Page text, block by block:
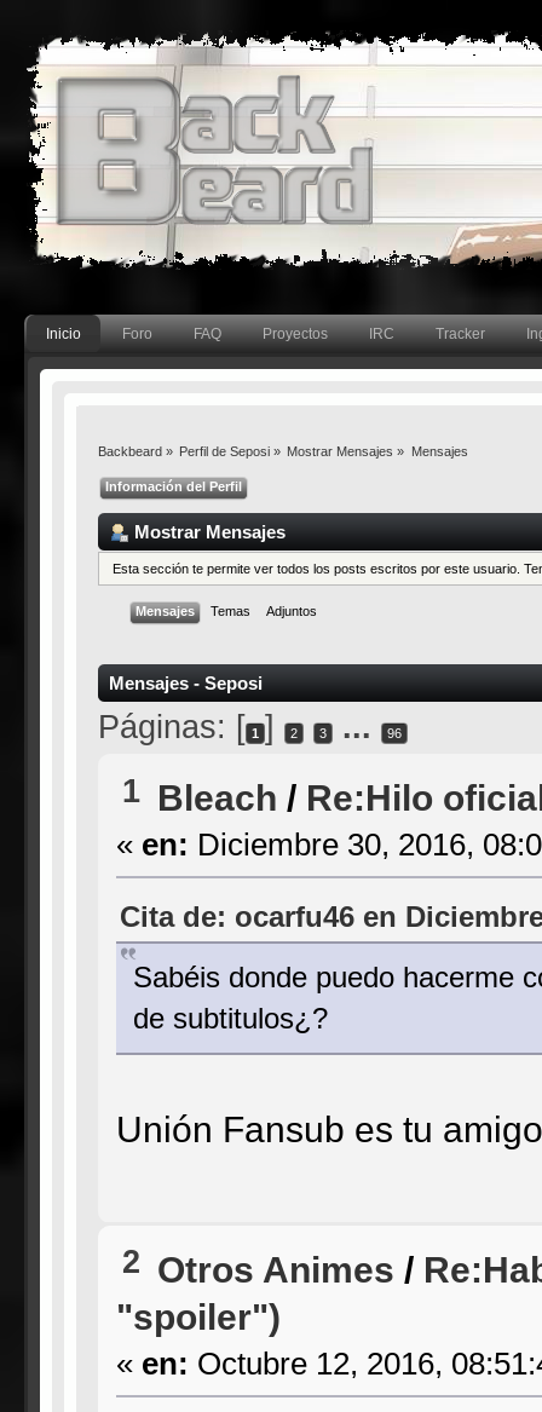
Inicio Foro FAQ Proyectos IRC Tracker
Backbeard» Perfil de Seposi» Mostrar Mensajes » Mensajes
Información del Perfil
Mostrar Mensajes
Esta sección te permite ver todos los posts escritos por este usuario.
Mensajes Temas Adjuntos
Mensajes - Seposi
Páginas: [ 1 ] 2 3 ... 96
1 Bleach / Re:Hilo
« en: Diciembre 30, 2016,
Cita de: ocarfu46 en
Sabéis donde puedo hacerme
de subtitulos¿?
Unión Fansub es tu amigo
2 Otros Animes /
"spoiler")
« en: Octubre 12, 2016,